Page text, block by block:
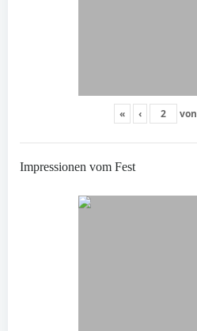
« ‹ von
Impressionen vom Fest